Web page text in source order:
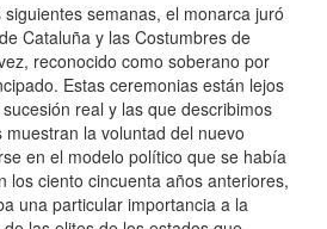
semanas, el monarca juró
Cataluña y las Costumbres de
reconocido como soberano por
Estas ceremonias están lejos
real y las que describimos
la voluntad del nuevo
en el modelo político que se había
los ciento cincuenta años anteriores,
una particular importancia a la